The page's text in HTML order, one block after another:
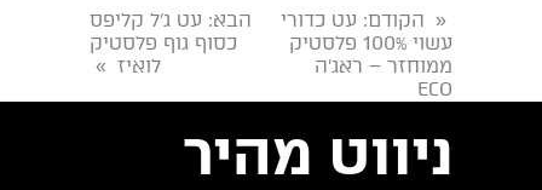
« הקודם: עט כדורי
עשוי 100% פלסטיק
ממוחזר – ראג’ה
ECO
הבא: עט ג’ל קליפס
כסוף גוף פלסטיק
לואיז »
ניווט מהיר